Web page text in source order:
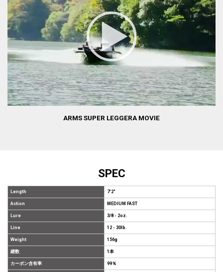
ARMS SUPER LEGGERA MOVIE
SPEC
Length 7'2"
Action MEDIUM FAST
Lure 3/8 - 2oz.
Line 12 - 30lb.
Weight 156g
継数 1本
カーボン含有率 99％